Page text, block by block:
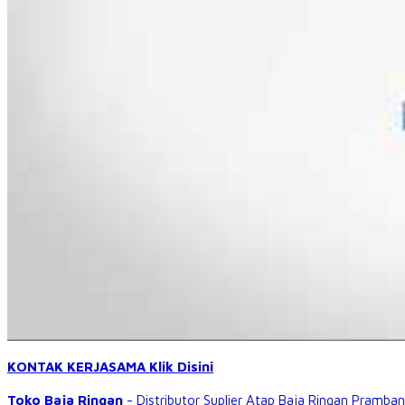
KONTAK KERJASAMA Klik Disini
Toko Baja Ringan - Distributor Suplier Atap Baja Ringan